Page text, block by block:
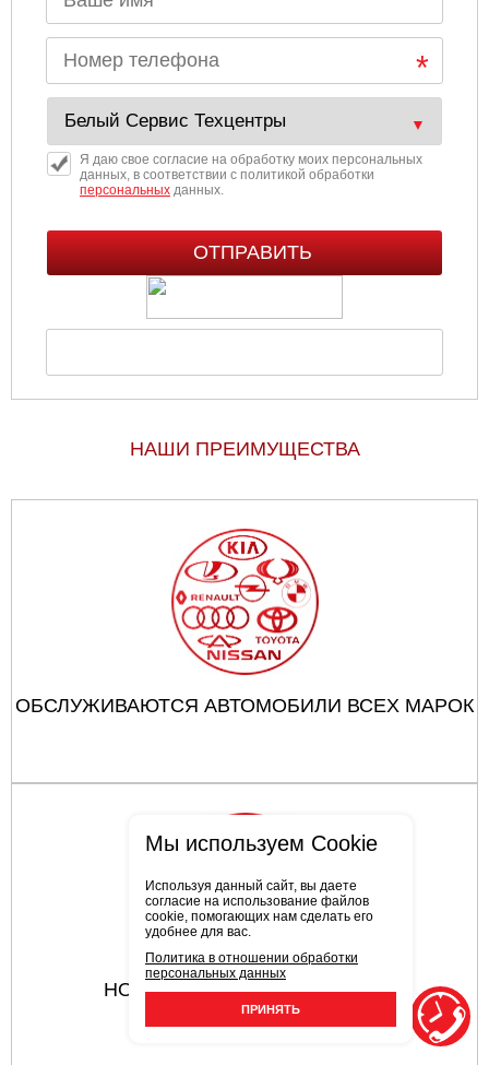
Я даю свое согласие на обработку моих персональных
данных, в соответствии с политикой обработки
персональныхданных.
НАШИ ПРЕИМУЩЕСТВА
ОБСЛУЖИВАЮТСЯ АВТОМОБИЛИ ВСЕХ МАРОК
НОВЕЙШЕЕ ОБОРУДОВАНИЕ
Мы используем Cookie
Используя данный сайт, вы даете
согласие на использование файлов
cookie, помогающих нам сделать его
удобнее для вас.
Политика в отношении обработки
персональных данных
ПРИНЯТЬ